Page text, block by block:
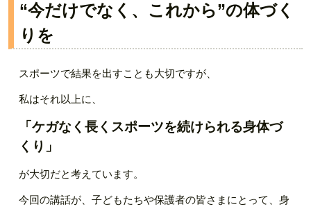
“今だけでなく、これから”の体づく
りを
スポーツで結果を出すことも大切ですが、
私はそれ以上に、
「ケガなく長くスポーツを続けられる身体づ
くり」
が大切だと考えています。
今回の講話が、子どもたちや保護者の皆さまにとって、身